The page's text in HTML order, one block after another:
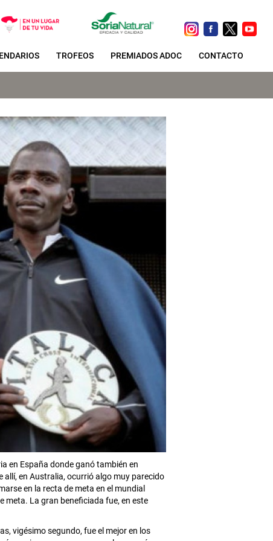
TROFEOS PREMIADOS ADOC CONTACTO
en España donde ganó también en
allí, en Australia, ocurrió algo muy parecido
en la recta de meta en el mundial
meta. La gran beneficiada fue, en este
vigésimo segundo, fue el mejor en los